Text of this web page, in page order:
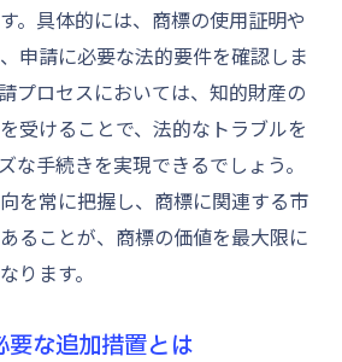
。具体的には、商標の使用証明や
申請に必要な法的要件を確認しま
プロセスにおいては、知的財産の
受けることで、法的なトラブルを
な手続きを実現できるでしょう。
を常に把握し、商標に関連する市
ることが、商標の価値を最大限に
ります。
要な追加措置とは